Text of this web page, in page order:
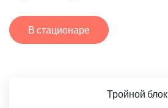
В стационаре
Тройной блок